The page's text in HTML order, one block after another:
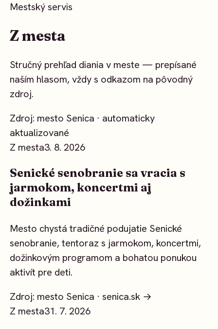
Mestský servis
Z mesta
Stručný prehľad diania v meste — prepísané
naším hlasom, vždy s odkazom na pôvodný
zdroj.
Zdroj: mesto Senica · automaticky
aktualizované
Z mesta3. 8. 2026
Senické senobranie sa vracia s
jarmokom, koncertmi aj
dožinkami
Mesto chystá tradičné podujatie Senické
senobranie, tentoraz s jarmokom, koncertmi,
dožinkovým programom a bohatou ponukou
aktivít pre deti.
Zdroj: mesto Senica · senica.sk →
Z mesta31. 7. 2026